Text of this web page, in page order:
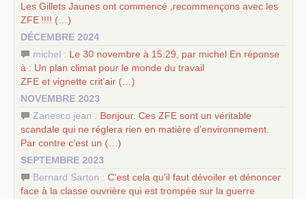
Les Gillets Jaunes ont commencé ,recommençons avec les
ZFE !!!! (…)
DÉCEMBRE 2024
michel : Le 30 novembre à 15:29, par michel En réponse
à : Un plan climat pour le monde du travail
ZFE et vignette crit’air (…)
NOVEMBRE 2023
Zanesco jean : Bonjour. Ces ZFE sont un véritable
scandale qui ne réglera rien en matière d’environnement.
Par contre c’est un (…)
SEPTEMBRE 2023
Bernard Sarton : C’est cela qu’il faut dévoiler et dénoncer
face à la classe ouvrière qui est trompée sur la guerre